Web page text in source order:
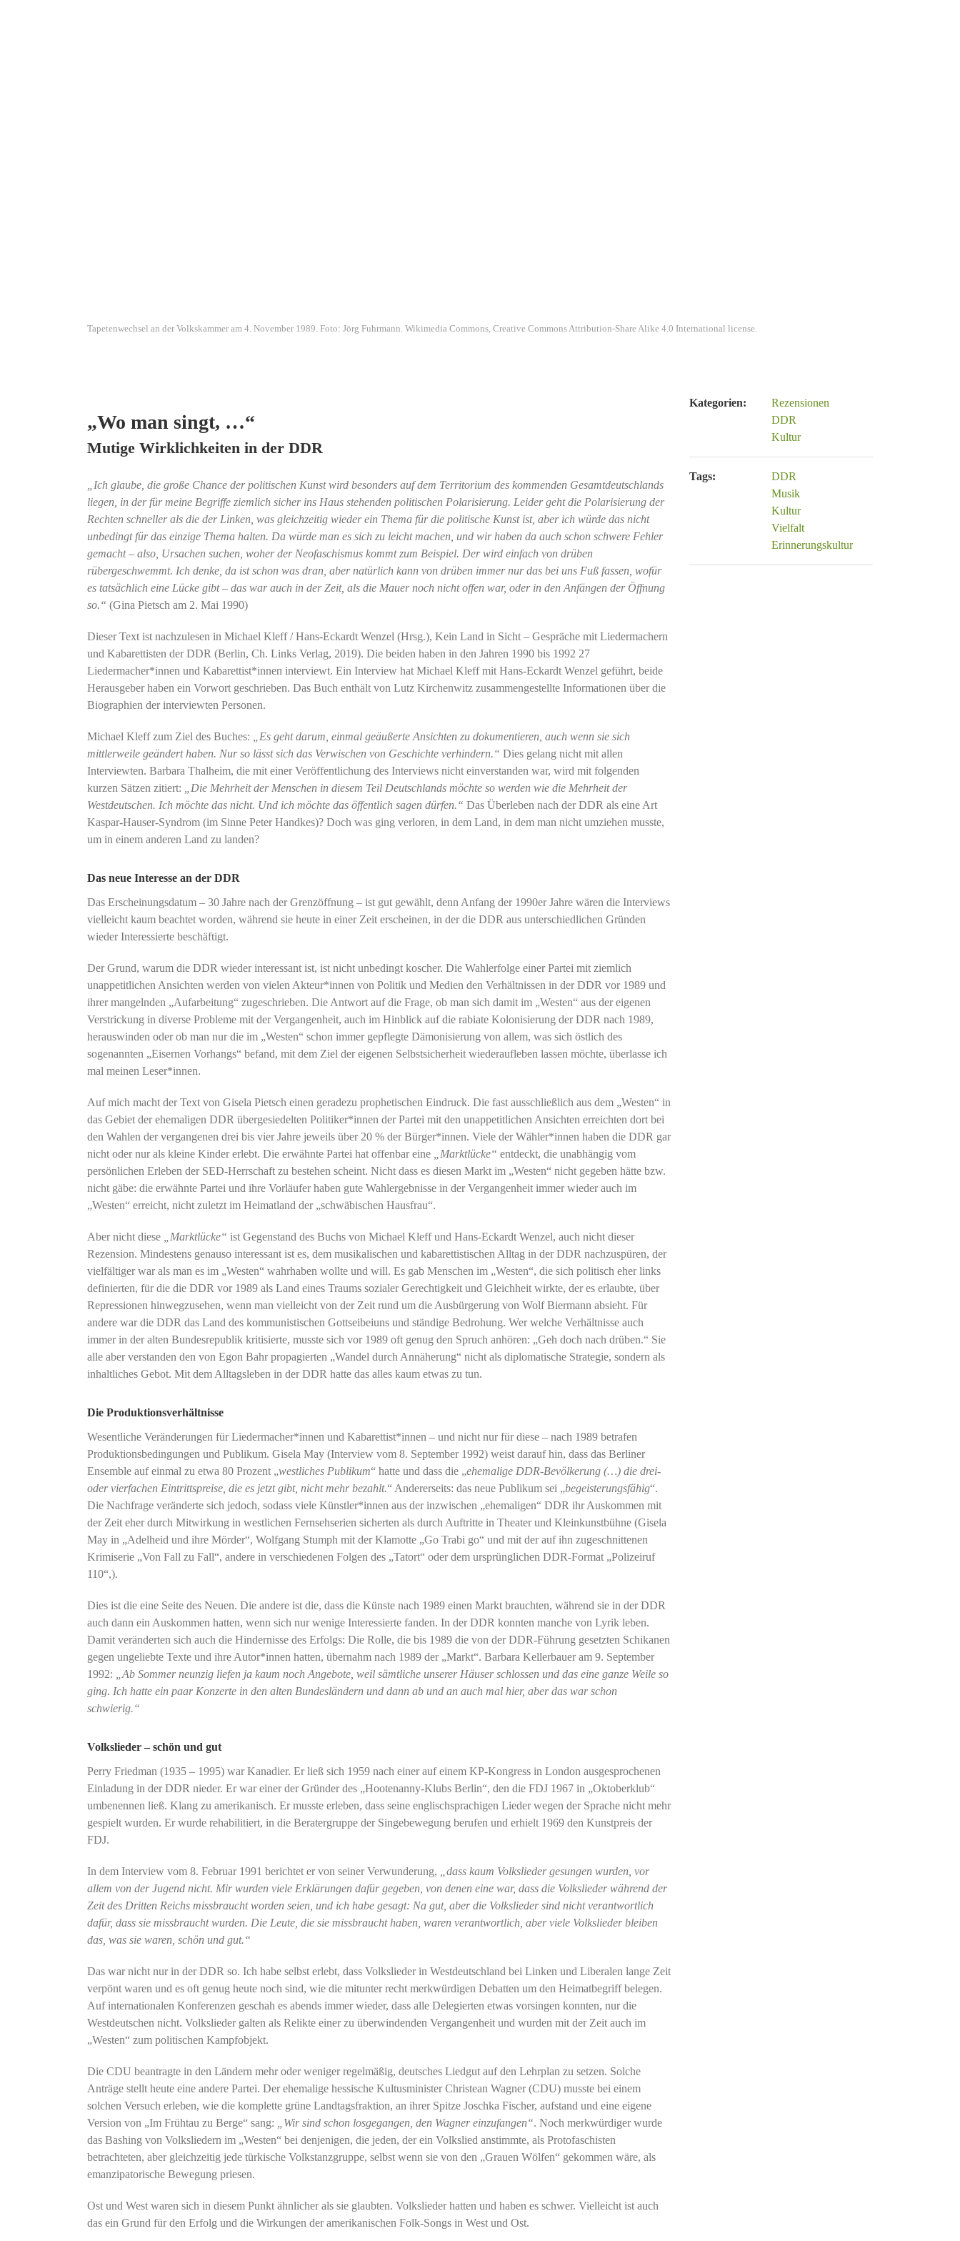
Tapetenwechsel an der Volkskammer am 4. November 1989. Foto: Jörg Fuhrmann. Wikimedia Commons, Creative Commons Attribution-Share Alike 4.0 International license.
„Wo man singt, …“
Mutige Wirklichkeiten in der DDR
„Ich glaube, die große Chance der politischen Kunst wird besonders auf dem Territorium des kommenden Gesamtdeutschlands
liegen, in der für meine Begriffe ziemlich sicher ins Haus stehenden politischen Polarisierung. Leider geht die Polarisierung der
Rechten schneller als die der Linken, was gleichzeitig wieder ein Thema für die politische Kunst ist, aber ich würde das nicht
unbedingt für das einzige Thema halten. Da würde man es sich zu leicht machen, und wir haben da auch schon schwere Fehler
gemacht – also, Ursachen suchen, woher der Neofaschismus kommt zum Beispiel. Der wird einfach von drüben
rübergeschwemmt. Ich denke, da ist schon was dran, aber natürlich kann von drüben immer nur das bei uns Fuß fassen, wofür
es tatsächlich eine Lücke gibt – das war auch in der Zeit, als die Mauer noch nicht offen war, oder in den Anfängen der Öffnung
so.“ (Gina Pietsch am 2. Mai 1990)
Dieser Text ist nachzulesen in Michael Kleff / Hans-Eckardt Wenzel (Hrsg.), Kein Land in Sicht – Gespräche mit Liedermachern
und Kabarettisten der DDR (Berlin, Ch. Links Verlag, 2019). Die beiden haben in den Jahren 1990 bis 1992 27
Liedermacher*innen und Kabarettist*innen interviewt. Ein Interview hat Michael Kleff mit Hans-Eckardt Wenzel geführt, beide
Herausgeber haben ein Vorwort geschrieben. Das Buch enthält von Lutz Kirchenwitz zusammengestellte Informationen über die
Biographien der interviewten Personen.
Michael Kleff zum Ziel des Buches:
„Es geht darum, einmal geäußerte Ansichten zu dokumentieren, auch wenn sie sich
mittlerweile geändert haben. Nur so lässt sich das Verwischen von Geschichte verhindern.“ Dies gelang nicht mit allen
Interviewten. Barbara Thalheim, die mit einer Veröffentlichung des Interviews nicht einverstanden war, wird mit folgenden
kurzen Sätzen zitiert:
„Die Mehrheit der Menschen in diesem Teil Deutschlands möchte so werden wie die Mehrheit der
Westdeutschen. Ich möchte das nicht. Und ich möchte das öffentlich sagen dürfen.“ Das Überleben nach der DDR als eine Art
Kaspar-Hauser-Syndrom (im Sinne Peter Handkes)? Doch was ging verloren, in dem Land, in dem man nicht umziehen musste,
um in einem anderen Land zu landen?
Das neue Interesse an der DDR
Das Erscheinungsdatum – 30 Jahre nach der Grenzöffnung – ist gut gewählt, denn Anfang der 1990er Jahre wären die Interviews
vielleicht kaum beachtet worden, während sie heute in einer Zeit erscheinen, in der die DDR aus unterschiedlichen Gründen
wieder Interessierte beschäftigt.
Der Grund, warum die DDR wieder interessant ist, ist nicht unbedingt koscher. Die Wahlerfolge einer Partei mit ziemlich
unappetitlichen Ansichten werden von vielen Akteur*innen von Politik und Medien den Verhältnissen in der DDR vor 1989 und
ihrer mangelnden „Aufarbeitung“ zugeschrieben. Die Antwort auf die Frage, ob man sich damit im „Westen“ aus der eigenen
Verstrickung in diverse Probleme mit der Vergangenheit, auch im Hinblick auf die rabiate Kolonisierung der DDR nach 1989,
herauswinden oder ob man nur die im „Westen“ schon immer gepflegte Dämonisierung von allem, was sich östlich des
sogenannten „Eisernen Vorhangs“ befand, mit dem Ziel der eigenen Selbstsicherheit wiederaufleben lassen möchte, überlasse ich
mal meinen Leser*innen.
Auf mich macht der Text von Gisela Pietsch einen geradezu prophetischen Eindruck. Die fast ausschließlich aus dem „Westen“ in
das Gebiet der ehemaligen DDR übergesiedelten Politiker*innen der Partei mit den unappetitlichen Ansichten erreichten dort bei
den Wahlen der vergangenen drei bis vier Jahre jeweils über 20 % der Bürger*innen. Viele der Wähler*innen haben die DDR gar
nicht oder nur als kleine Kinder erlebt. Die erwähnte Partei hat offenbar eine
„Marktlücke“ entdeckt, die unabhängig vom
persönlichen Erleben der SED-Herrschaft zu bestehen scheint. Nicht dass es diesen Markt im „Westen“ nicht gegeben hätte bzw.
nicht gäbe: die erwähnte Partei und ihre Vorläufer haben gute Wahlergebnisse in der Vergangenheit immer wieder auch im
„Westen“ erreicht, nicht zuletzt im Heimatland der „schwäbischen Hausfrau“.
Aber nicht diese „Marktlücke“ ist Gegenstand des Buchs von Michael Kleff und Hans-Eckardt Wenzel, auch nicht dieser
Rezension. Mindestens genauso interessant ist es, dem musikalischen und kabarettistischen Alltag in der DDR nachzuspüren, der
vielfältiger war als man es im „Westen“ wahrhaben wollte und will. Es gab Menschen im „Westen“, die sich politisch eher links
definierten, für die die DDR vor 1989 als Land eines Traums sozialer Gerechtigkeit und Gleichheit wirkte, der es erlaubte, über
Repressionen hinwegzusehen, wenn man vielleicht von der Zeit rund um die Ausbürgerung von Wolf Biermann absieht. Für
andere war die DDR das Land des kommunistischen Gottseibeiuns und ständige Bedrohung. Wer welche Verhältnisse auch
immer in der alten Bundesrepublik kritisierte, musste sich vor 1989 oft genug den Spruch anhören: „Geh doch nach drüben.“ Sie
alle aber verstanden den von Egon Bahr propagierten „Wandel durch Annäherung“ nicht als diplomatische Strategie, sondern als
inhaltliches Gebot. Mit dem Alltagsleben in der DDR hatte das alles kaum etwas zu tun.
Die Produktionsverhältnisse
Wesentliche Veränderungen für Liedermacher*innen und Kabarettist*innen – und nicht nur für diese – nach 1989 betrafen
Produktionsbedingungen und Publikum. Gisela May (Interview vom 8. September 1992) weist darauf hin, dass das Berliner
Ensemble auf einmal zu etwa 80 Prozent „westliches Publikum“ hatte und dass die „ehemalige DDR-Bevölkerung (…) die drei-
oder vierfachen Eintrittspreise, die es jetzt gibt, nicht mehr bezahlt.“ Andererseits: das neue Publikum sei „begeisterungsfähig“.
Die Nachfrage veränderte sich jedoch, sodass viele Künstler*innen aus der inzwischen „ehemaligen“ DDR ihr Auskommen mit
der Zeit eher durch Mitwirkung in westlichen Fernsehserien sicherten als durch Auftritte in Theater und Kleinkunstbühne (Gisela
May in „Adelheid und ihre Mörder“, Wolfgang Stumph mit der Klamotte „Go Trabi go“ und mit der auf ihn zugeschnittenen
Krimiserie „Von Fall zu Fall“, andere in verschiedenen Folgen des „Tatort“ oder dem ursprünglichen DDR-Format „Polizeiruf
110“,).
Dies ist die eine Seite des Neuen. Die andere ist die, dass die Künste nach 1989 einen Markt brauchten, während sie in der DDR
auch dann ein Auskommen hatten, wenn sich nur wenige Interessierte fanden. In der DDR konnten manche von Lyrik leben.
Damit veränderten sich auch die Hindernisse des Erfolgs: Die Rolle, die bis 1989 die von der DDR-Führung gesetzten Schikanen
gegen ungeliebte Texte und ihre Autor*innen hatten, übernahm nach 1989 der „Markt“. Barbara Kellerbauer am 9. September
1992:
„Ab Sommer neunzig liefen ja kaum noch Angebote, weil sämtliche unserer Häuser schlossen und das eine ganze Weile so
ging. Ich hatte ein paar Konzerte in den alten Bundesländern und dann ab und an auch mal hier, aber das war schon
schwierig.“
Volkslieder – schön und gut
Perry Friedman (1935 – 1995) war Kanadier. Er ließ sich 1959 nach einer auf einem KP-Kongress in London ausgesprochenen
Einladung in der DDR nieder. Er war einer der Gründer des „Hootenanny-Klubs Berlin“, den die FDJ 1967 in „Oktoberklub“
umbenennen ließ. Klang zu amerikanisch. Er musste erleben, dass seine englischsprachigen Lieder wegen der Sprache nicht mehr
gespielt wurden. Er wurde rehabilitiert, in die Beratergruppe der Singebewegung berufen und erhielt 1969 den Kunstpreis der
FDJ.
In dem Interview vom 8. Februar 1991 berichtet er von seiner Verwunderung,
„dass kaum Volkslieder gesungen wurden, vor
allem von der Jugend nicht. Mir wurden viele Erklärungen dafür gegeben, von denen eine war, dass die Volkslieder während der
Zeit des Dritten Reichs missbraucht worden seien, und ich habe gesagt: Na gut, aber die Volkslieder sind nicht verantwortlich
dafür, dass sie missbraucht wurden. Die Leute, die sie missbraucht haben, waren verantwortlich, aber viele Volkslieder bleiben
das, was sie waren, schön und gut.“
Das war nicht nur in der DDR so. Ich habe selbst erlebt, dass Volkslieder in Westdeutschland bei Linken und Liberalen lange Zeit
verpönt waren und es oft genug heute noch sind, wie die mitunter recht merkwürdigen Debatten um den Heimatbegriff belegen.
Auf internationalen Konferenzen geschah es abends immer wieder, dass alle Delegierten etwas vorsingen konnten, nur die
Westdeutschen nicht. Volkslieder galten als Relikte einer zu überwindenden Vergangenheit und wurden mit der Zeit auch im
„Westen“ zum politischen Kampfobjekt.
Die CDU beantragte in den Ländern mehr oder weniger regelmäßig, deutsches Liedgut auf den Lehrplan zu setzen. Solche
Anträge stellt heute eine andere Partei. Der ehemalige hessische Kultusminister Christean Wagner (CDU) musste bei einem
solchen Versuch erleben, wie die komplette grüne Landtagsfraktion, an ihrer Spitze Joschka Fischer, aufstand und eine eigene
Version von „Im Frühtau zu Berge“ sang:
„Wir sind schon losgegangen, den Wagner einzufangen“. Noch merkwürdiger wurde
das Bashing von Volksliedern im „Westen“ bei denjenigen, die jeden, der ein Volkslied anstimmte, als Protofaschisten
betrachteten, aber gleichzeitig jede türkische Volkstanzgruppe, selbst wenn sie von den „Grauen Wölfen“ gekommen wäre, als
emanzipatorische Bewegung priesen.
Ost und West waren sich in diesem Punkt ähnlicher als sie glaubten. Volkslieder hatten und haben es schwer. Vielleicht ist auch
das ein Grund für den Erfolg und die Wirkungen der amerikanischen Folk-Songs in West und Ost.
Kategorien:
Rezensionen
DDR
Kultur
Tags:
DDR
Musik
Kultur
Vielfalt
Erinnerungskultur